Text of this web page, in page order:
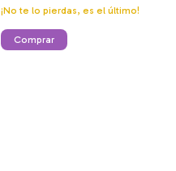
¡No te lo pierdas, es el último!
Comprar